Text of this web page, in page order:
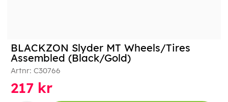
BLACKZON Slyder MT Wheels/Tires
Assembled (Black/Gold)
Artnr: C30766
217 kr